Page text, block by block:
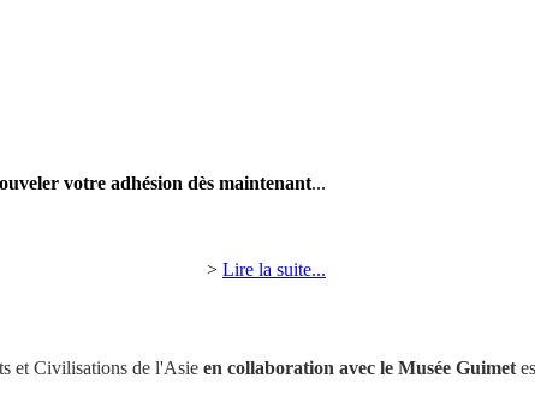
votre adhésion dès maintenant...
> Lire la suite...
et Civilisations de l'Asie en collaboration avec le Musée Guimet